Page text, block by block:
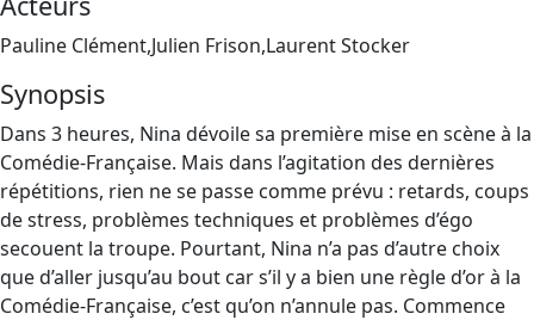
Pauline Clément,Julien Frison,Laurent Stocker
Synopsis
Dans 3 heures, Nina dévoile sa première mise en scène à la
Comédie-Française. Mais dans l’agitation des dernières
répétitions, rien ne se passe comme prévu : retards, coups
de stress, problèmes techniques et problèmes d’égo
secouent la troupe. Pourtant, Nina n’a pas d’autre choix
que d’aller jusqu’au bout car s’il y a bien une règle d’or à la
Comédie-Française, c’est qu’on n’annule pas. Commence